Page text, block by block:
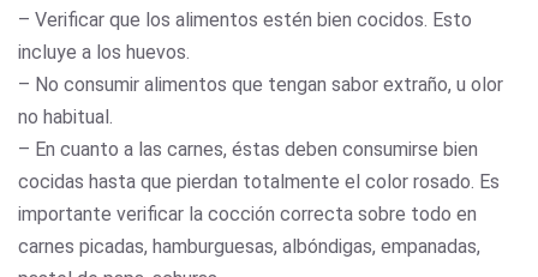
– Verificar que los alimentos estén bien cocidos. Esto
incluye a los huevos.
– No consumir alimentos que tengan sabor extraño, u olor
no habitual.
– En cuanto a las carnes, éstas deben consumirse bien
cocidas hasta que pierdan totalmente el color rosado. Es
importante verificar la cocción correcta sobre todo en
carnes picadas, hamburguesas, albóndigas, empanadas,